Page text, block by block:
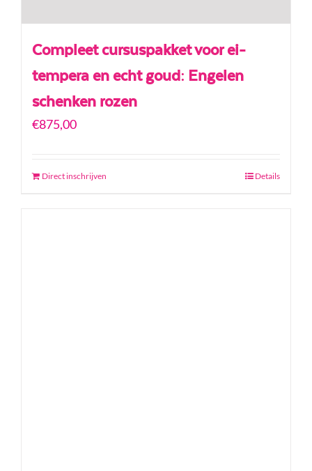
Compleet cursuspakket voor ei-
tempera en echt goud: Engelen
schenken rozen
€875,00
Direct inschrijven Details